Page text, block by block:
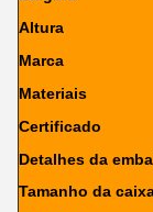
Altura
Marca
Materiais
Certificado
Detalhes da
Tamanho da